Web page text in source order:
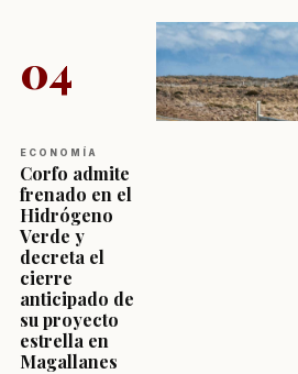
04
ECONOMÍA
Corfo admite
frenado en el
Hidrógeno
Verde y
decreta el
cierre
anticipado de
su proyecto
estrella en
Magallanes